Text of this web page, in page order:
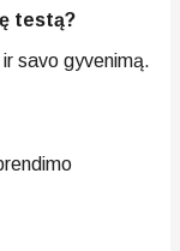
testą?
savo gyvenimą.